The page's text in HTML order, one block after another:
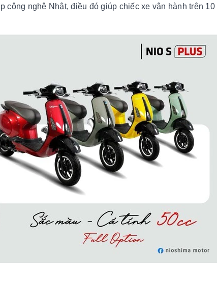
nghệ Nhật, điều đó giúp chiếc xe vận hành trên 10